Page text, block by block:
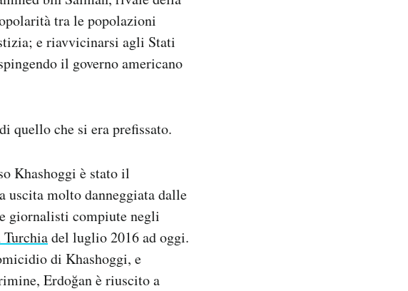
tra le popolazioni
e riavvicinarsi agli Stati
il governo americano
quello che si era prefissato.
Khashoggi è stato il
uscita molto danneggiata dalle
giornalisti compiute negli
del luglio 2016 ad oggi.
di Khashoggi, e
Erdoğan è riuscito a